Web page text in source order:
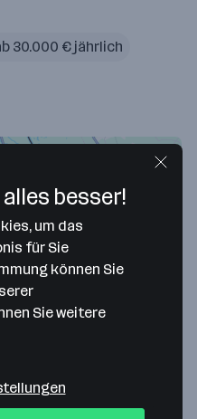
30.000 € jährlich
besser!
um das
für Sie
können Sie
Sie weitere